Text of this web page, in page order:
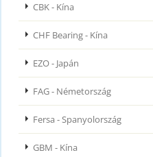
CBK - Kína
CHF Bearing - Kína
EZO - Japán
FAG - Németország
Fersa - Spanyolország
GBM - Kína